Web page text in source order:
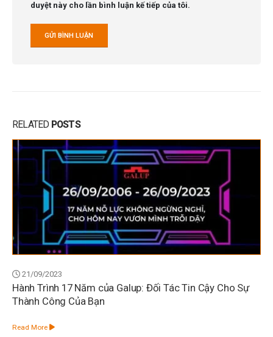
duyệt này cho lần bình luận kế tiếp của tôi.
RELATED POSTS
21/09/2023
Hành Trình 17 Năm của Galup: Đối Tác Tin Cậy Cho Sự
Thành Công Của Bạn
Read More